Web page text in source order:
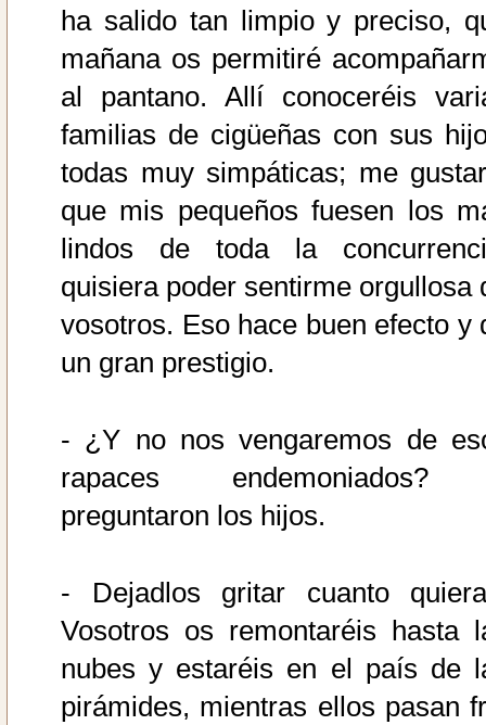
ha salido tan limpio y preciso,
mañana os permitiré
al pantano. Allí conoceréis
familias de cigüeñas con sus
todas muy simpáticas; me
que mis pequeños fuesen los
lindos de toda la
quisiera poder sentirme orgullosa
vosotros. Eso hace buen efecto y
un gran prestigio.
- ¿Y no nos vengaremos de
rapaces
preguntaron los hijos.
- Dejadlos gritar cuanto
Vosotros os remontaréis hasta
nubes y estaréis en el país de
pirámides, mientras ellos pasan